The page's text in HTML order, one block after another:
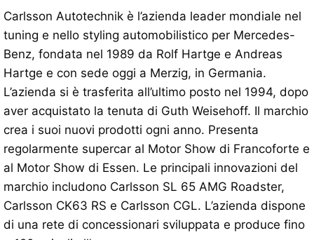
Carlsson Autotechnik è l’azienda leader mondiale nel
tuning e nello styling automobilistico per Mercedes-
Benz, fondata nel 1989 da Rolf Hartge e Andreas
Hartge e con sede oggi a Merzig, in Germania.
L’azienda si è trasferita all’ultimo posto nel 1994, dopo
aver acquistato la tenuta di Guth Weisehoff. Il marchio
crea i suoi nuovi prodotti ogni anno. Presenta
regolarmente supercar al Motor Show di Francoforte e
al Motor Show di Essen. Le principali innovazioni del
marchio includono Carlsson SL 65 AMG Roadster,
Carlsson CK63 RS e Carlsson CGL. L’azienda dispone
di una rete di concessionari sviluppata e produce fino